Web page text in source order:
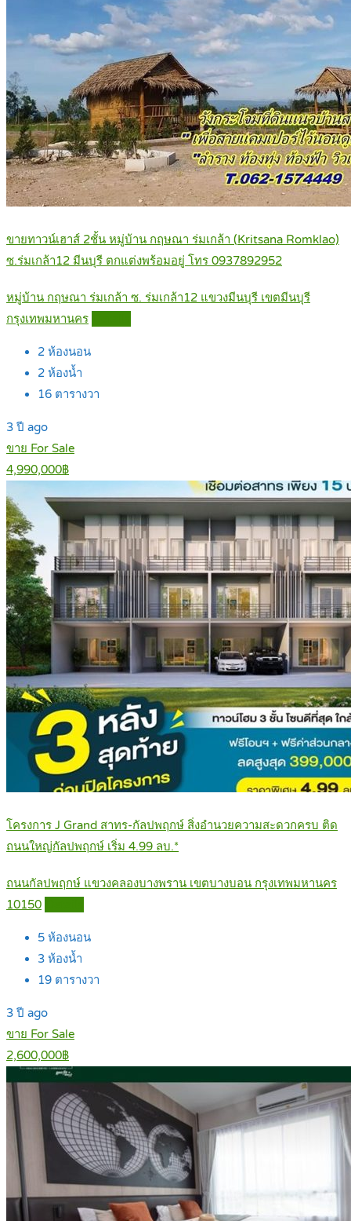
ขายทาวน์เฮาส์ 2ชั้น หมู่บ้าน กฤษณา ร่มเกล้า (Kritsana Romklao)
ซ.ร่มเกล้า12 มีนบุรี ตกแต่งพร้อมอยู่ โทร 0937892952
หมู่บ้าน กฤษณา ร่มเกล้า ซ. ร่มเกล้า12 แขวงมีนบุรี เขตมีนบุรี
กรุงเทพมหานคร
2 ห้องนอน
2 ห้องน้ำ
16 ตารางวา
3 ปี ago
ขาย For Sale
4,990,000฿
โครงการ J Grand สาทร-กัลปพฤกษ์ สิ่งอำนวยความสะดวกครบ ติด
ถนนใหญ่กัลปพฤกษ์ เริ่ม 4.99 ลบ.*
ถนนกัลปพฤกษ์ แขวงคลองบางพราน เขตบางบอน กรุงเทพมหานคร
10150
5 ห้องนอน
3 ห้องน้ำ
19 ตารางวา
3 ปี ago
ขาย For Sale
2,600,000฿